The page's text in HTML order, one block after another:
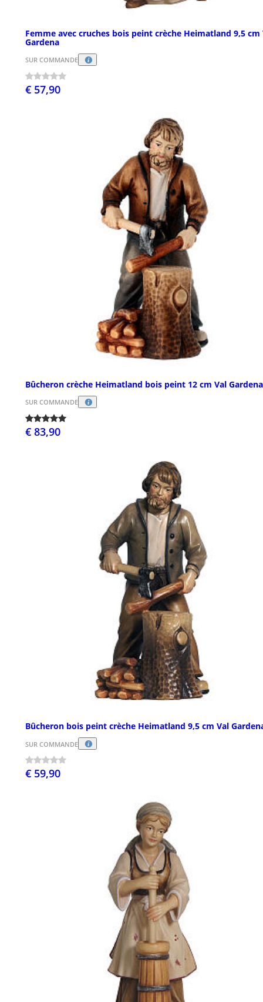
Femme avec cruches bois peint crèche Heimatland 9,5 cm
Gardena
SUR COMMANDE
€ 57,90
Bûcheron crèche Heimatland bois peint 12 cm Val Gardena
SUR COMMANDE
€ 83,90
Bûcheron bois peint crèche Heimatland 9,5 cm Val
SUR COMMANDE
€ 59,90